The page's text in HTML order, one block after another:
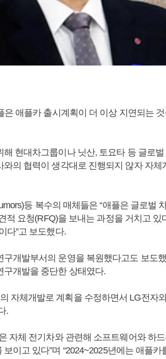
은 애플카 출시계획이 더 이상 지연되는
현대차그룹이나 닛산, 토요타 등 글로
의 협력이 생각대로 진행되지 않자 자체
등 복수의 매체들은 “애플은 글로벌
적 요청(RFQ)을 보내는 과정을 거치고 있
다”고 보도했다.
개발부서의 운영을 복원했다고도 보도
구개발을 중단한 상태였다.
자체개발로 계획을 수정하면서 LG전자
.
자체 전기차와 관련해 소프트웨어와 하
이고 있다”며 “2024~2025년에는 애플카